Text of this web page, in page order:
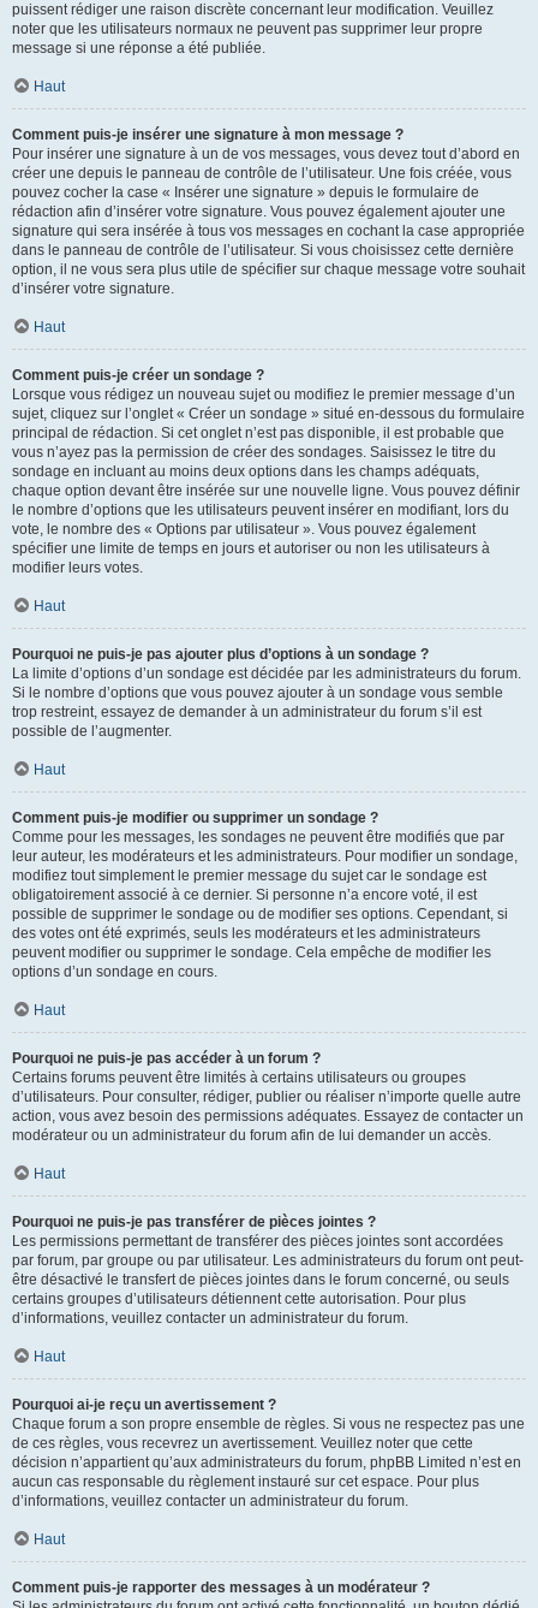
puissent rédiger une raison discrète concernant leur modification. Veuillez
noter que les utilisateurs normaux ne peuvent pas supprimer leur propre
message si une réponse a été publiée.
Haut
Comment puis-je insérer une signature à mon message ?
Pour insérer une signature à un de vos messages, vous devez tout d’abord en
créer une depuis le panneau de contrôle de l’utilisateur. Une fois créée, vous
pouvez cocher la case « Insérer une signature » depuis le formulaire de
rédaction afin d’insérer votre signature. Vous pouvez également ajouter une
signature qui sera insérée à tous vos messages en cochant la case appropriée
dans le panneau de contrôle de l’utilisateur. Si vous choisissez cette dernière
option, il ne vous sera plus utile de spécifier sur chaque message votre souhait
d’insérer votre signature.
Haut
Comment puis-je créer un sondage ?
Lorsque vous rédigez un nouveau sujet ou modifiez le premier message d’un
sujet, cliquez sur l’onglet « Créer un sondage » situé en-dessous du formulaire
principal de rédaction. Si cet onglet n’est pas disponible, il est probable que
vous n’ayez pas la permission de créer des sondages. Saisissez le titre du
sondage en incluant au moins deux options dans les champs adéquats,
chaque option devant être insérée sur une nouvelle ligne. Vous pouvez définir
le nombre d’options que les utilisateurs peuvent insérer en modifiant, lors du
vote, le nombre des « Options par utilisateur ». Vous pouvez également
spécifier une limite de temps en jours et autoriser ou non les utilisateurs à
modifier leurs votes.
Haut
Pourquoi ne puis-je pas ajouter plus d’options à un sondage ?
La limite d’options d’un sondage est décidée par les administrateurs du forum.
Si le nombre d’options que vous pouvez ajouter à un sondage vous semble
trop restreint, essayez de demander à un administrateur du forum s’il est
possible de l’augmenter.
Haut
Comment puis-je modifier ou supprimer un sondage ?
Comme pour les messages, les sondages ne peuvent être modifiés que par
leur auteur, les modérateurs et les administrateurs. Pour modifier un sondage,
modifiez tout simplement le premier message du sujet car le sondage est
obligatoirement associé à ce dernier. Si personne n’a encore voté, il est
possible de supprimer le sondage ou de modifier ses options. Cependant, si
des votes ont été exprimés, seuls les modérateurs et les administrateurs
peuvent modifier ou supprimer le sondage. Cela empêche de modifier les
options d’un sondage en cours.
Haut
Pourquoi ne puis-je pas accéder à un forum ?
Certains forums peuvent être limités à certains utilisateurs ou groupes
d’utilisateurs. Pour consulter, rédiger, publier ou réaliser n’importe quelle autre
action, vous avez besoin des permissions adéquates. Essayez de contacter un
modérateur ou un administrateur du forum afin de lui demander un accès.
Haut
Pourquoi ne puis-je pas transférer de pièces jointes ?
Les permissions permettant de transférer des pièces jointes sont accordées
par forum, par groupe ou par utilisateur. Les administrateurs du forum ont peut-
être désactivé le transfert de pièces jointes dans le forum concerné, ou seuls
certains groupes d’utilisateurs détiennent cette autorisation. Pour plus
d’informations, veuillez contacter un administrateur du forum.
Haut
Pourquoi ai-je reçu un avertissement ?
Chaque forum a son propre ensemble de règles. Si vous ne respectez pas une
de ces règles, vous recevrez un avertissement. Veuillez noter que cette
décision n’appartient qu’aux administrateurs du forum, phpBB Limited n’est en
aucun cas responsable du règlement instauré sur cet espace. Pour plus
d’informations, veuillez contacter un administrateur du forum.
Haut
Comment puis-je rapporter des messages à un modérateur ?